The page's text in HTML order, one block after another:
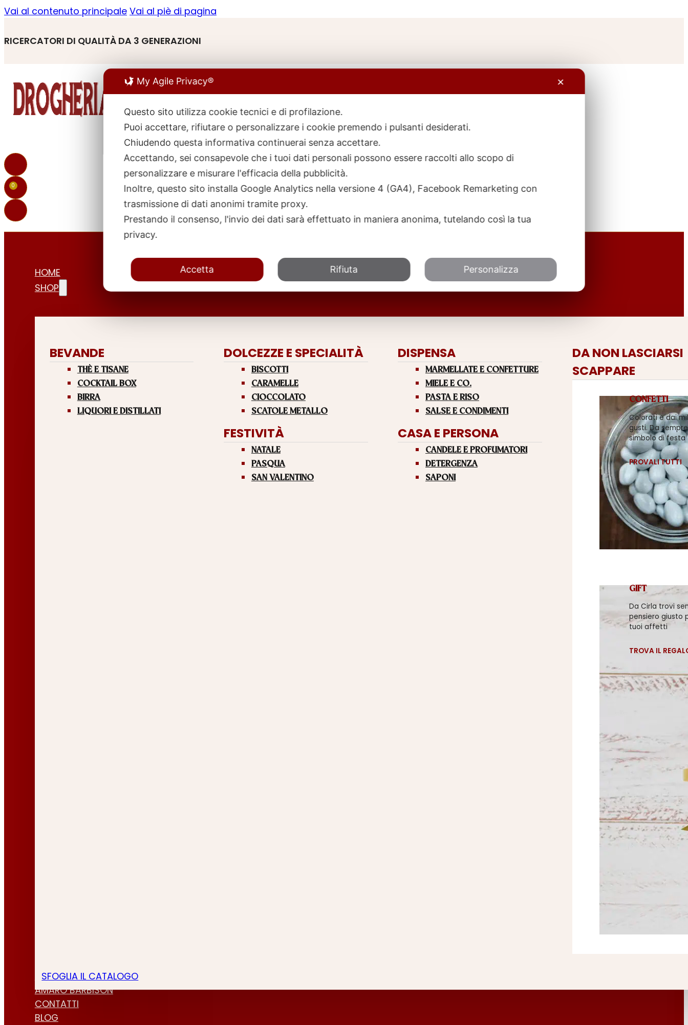
Vai al contenuto principale Vai al piè di pagina
RICERCATORI DI QUALITÀ DA 3 GENERAZIONI
Ricerca
prodotti
0
HOME
SHOP
BEVANDE
THÈ E TISANE
COCKTAIL BOX
BIRRA
LIQUORI E DISTILLATI
DOLCEZZE E SPECIALITÀ
BISCOTTI
CARAMELLE
CIOCCOLATO
SCATOLE METALLO
FESTIVITÀ
NATALE
PASQUA
SAN VALENTINO
DISPENSA
MARMELLATE E CONFETTURE
MIELE E CO.
PASTA E RISO
SALSE E CONDIMENTI
CASA E PERSONA
CANDELE E PROFUMATORI
DETERGENZA
SAPONI
DA NON LASCIARSI
SCAPPARE
CONFETTI
Colorati e dai
gusti. Da sempre
simbolo di festa
PROVALI TUTTI
GIFT
Da Cirla trovi
pensiero giusto
tuoi affetti
TROVA IL
SFOGLIA IL CATALOGO
CHI SIAMO
AMARO BARBISON
CONTATTI
BLOG
My Agile Privacy® ✕
Questo sito utilizza cookie tecnici e di profilazione.
Puoi accettare, rifiutare o personalizzare i cookie premendo i pulsanti desiderati.
Chiudendo questa informativa continuerai senza accettare.
Accettando, sei consapevole che i tuoi dati personali possono essere raccolti allo scopo di
personalizzare e misurare l'efficacia della pubblicità.
Inoltre, questo sito installa Google Analytics nella versione 4 (GA4), Facebook Remarketing con
trasmissione di dati anonimi tramite proxy.
Prestando il consenso, l'invio dei dati sarà effettuato in maniera anonima, tutelando così la tua
privacy.
Accetta Rifiuta Personalizza